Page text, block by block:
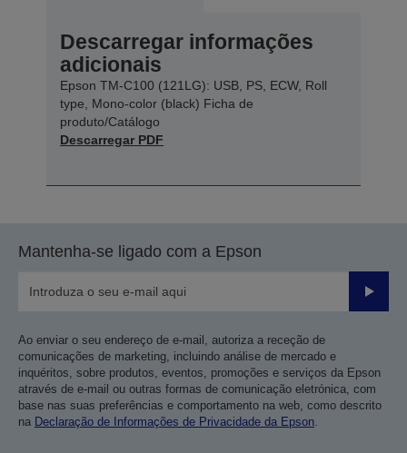
Descarregar informações
adicionais
Epson TM-C100 (121LG): USB, PS, ECW, Roll
type, Mono-color (black) Ficha de
produto/Catálogo
Descarregar PDF
Mantenha-se ligado com a Epson
Enviar
Ao enviar o seu endereço de e-mail, autoriza a receção de
comunicações de marketing, incluindo análise de mercado e
inquéritos, sobre produtos, eventos, promoções e serviços da Epson
através de e-mail ou outras formas de comunicação eletrónica, com
base nas suas preferências e comportamento na web, como descrito
na Declaração de Informações de Privacidade da Epson